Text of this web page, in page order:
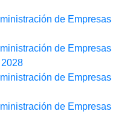
de Empresas
de Empresas
de Empresas
de Empresas